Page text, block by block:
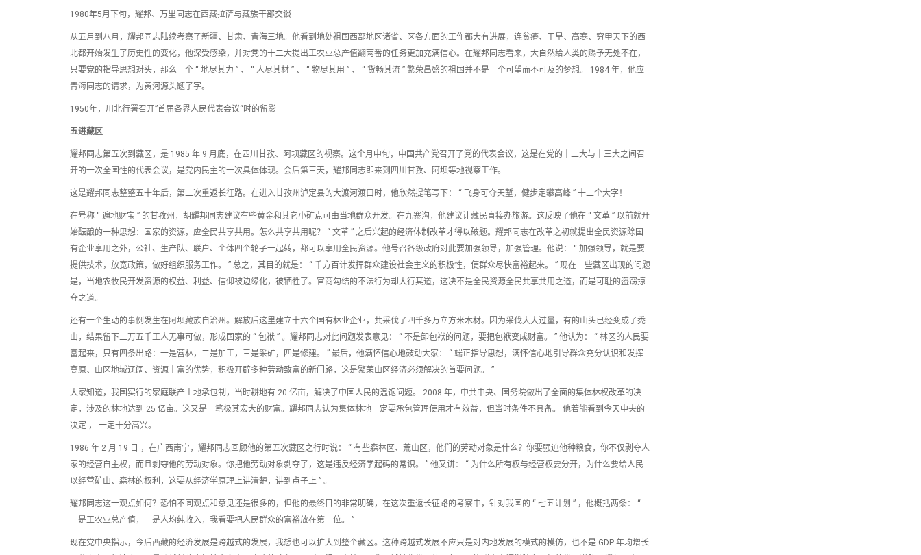
1980年5月下旬，耀邦、万里同志在西藏拉萨与藏族干部交谈
从五月到八月，耀邦同志陆续考察了新疆、甘肃、青海三地。他看到地处祖国西部地区诸省、区各方面的工作都大有进展，连贫瘠、干旱、高寒、穷甲天下的西
北都开始发生了历史性的变化，他深受感染，并对党的十二大提出工农业总产值翻两番的任务更加充满信心。在耀邦同志看来，大自然给人类的赐予无处不在，
只要党的指导思想对头，那么一个 “ 地尽其力 ” 、 “ 人尽其材 ” 、 “ 物尽其用 ” 、 “ 货畅其流 ” 繁荣昌盛的祖国并不是一个可望而不可及的梦想。 1984 年，他应
青海同志的请求，为黄河源头题了字。
1950年，川北行署召开”首届各界人民代表会议“时的留影
五进藏区
耀邦同志第五次到藏区，是 1985 年 9 月底，在四川甘孜、阿坝藏区的视察。这个月中旬，中国共产党召开了党的代表会议，这是在党的十二大与十三大之间召
开的一次全国性的代表会议，是党内民主的一次具体体现。会后第三天，耀邦同志即来到四川甘孜、阿坝等地视察工作。
这是耀邦同志整整五十年后，第二次重返长征路。在进入甘孜州泸定县的大渡河渡口时，他欣然提笔写下： “ 飞身可夺天堑，健步定攀高峰 ” 十二个大字！
在号称 “ 遍地财宝 ” 的甘孜州，胡耀邦同志建议有些黄金和其它小矿点可由当地群众开发。在九寨沟，他建议让藏民直接办旅游。这反映了他在 “ 文革 ” 以前就开
始酝酿的一种思想：国家的资源，应全民共享共用。怎么共享共用呢？ “ 文革 ” 之后兴起的经济体制改革才得以破题。耀邦同志在改革之初就提出全民资源除国
有企业享用之外，公社、生产队、联户、个体四个轮子一起转，都可以享用全民资源。他号召各级政府对此要加强领导，加强管理。他说： “ 加强领导，就是要
提供技术，放宽政策，做好组织服务工作。 ” 总之，其目的就是： “ 千方百计发挥群众建设社会主义的积极性，使群众尽快富裕起来。 ” 现在一些藏区出现的问题
是，当地农牧民开发资源的权益、利益、信仰被边缘化，被牺牲了。官商勾结的不法行为却大行其道，这决不是全民资源全民共享共用之道，而是可耻的盗窃掠
夺之道。
还有一个生动的事例发生在阿坝藏族自治州。解放后这里建立十六个国有林业企业，共采伐了四千多万立方米木材。因为采伐大大过量，有的山头已经变成了秃
山，结果留下二万五千工人无事可做，形成国家的 “ 包袱 ” 。耀邦同志对此问题发表意见： “ 不是卸包袱的问题，要把包袱变成财富。 ” 他认为： “ 林区的人民要
富起来，只有四条出路：一是营林，二是加工，三是采矿，四是修建。 ” 最后，他满怀信心地鼓动大家： “ 端正指导思想，满怀信心地引导群众充分认识和发挥
高原、山区地域辽阔、资源丰富的优势，积极开辟多种劳动致富的新门路，这是繁荣山区经济必须解决的首要问题。 ”
大家知道，我国实行的家庭联产土地承包制，当时耕地有 20 亿亩，解决了中国人民的温饱问题。 2008 年，中共中央、国务院做出了全面的集体林权改革的决
定，涉及的林地达到 25 亿亩。这又是一笔极其宏大的财富。耀邦同志认为集体林地一定要承包管理使用才有效益，但当时条件不具备。 他若能看到今天中央的
决定 ， 一定十分高兴。
1986 年 2 月 19 日 ，在广西南宁，耀邦同志回顾他的第五次藏区之行时说： “ 有些森林区、荒山区，他们的劳动对象是什么？你要强迫他种粮食，你不仅剥夺人
家的经营自主权，而且剥夺他的劳动对象。你把他劳动对象剥夺了，这是违反经济学起码的常识。 ” 他又讲： “ 为什么所有权与经营权要分开，为什么要给人民
以经营矿山、森林的权利，这要从经济学原理上讲清楚，讲到点子上 ” 。
耀邦同志这一观点如何？恐怕不同观点和意见还是很多的，但他的最终目的非常明确，在这次重返长征路的考察中，针对我国的 “ 七五计划 ” ，他概括两条： “
一是工农业总产值，一是人均纯收入，我看要把人民群众的富裕放在第一位。 ”
现在党中央指示，今后西藏的经济发展是跨越式的发展，我想也可以扩大到整个藏区。这种跨越式发展不应只是对内地发展的模式的模仿，也不是 GDP 年均增长